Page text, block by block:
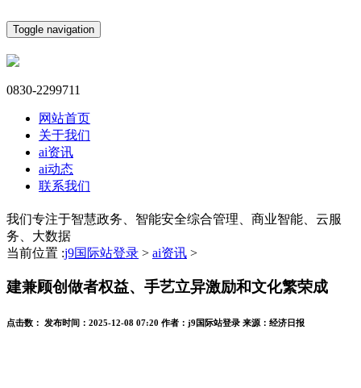
Toggle navigation
0830-2299711
网站首页
关于我们
ai资讯
ai动态
联系我们
我们专注于智慧政务、智能安全综合管理、商业智能、云服
务、大数据
当前位置 :j9国际站登录 > ai资讯 >
建兼顾创做者权益、手艺立异激励和文化繁荣成
点击数： 发布时间： 2025-12-08 07:20 作者： j9国际站登录 来源： 经济日报